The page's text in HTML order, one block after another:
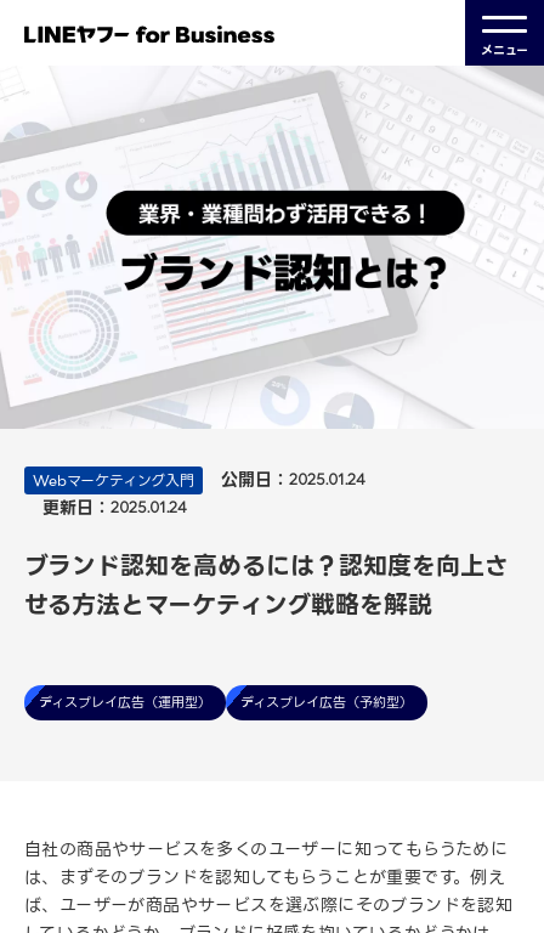
メニュー
Webマーケティング入門 公開日： 2025.01.24
更新日： 2025.01.24
ブランド認知を高めるには？認知度を向上さ
せる方法とマーケティング戦略を解説
ディスプレイ広告（運用型） ディスプレイ広告（予約型）
自社の商品やサービスを多くのユーザーに知ってもらうために
は、まずそのブランドを認知してもらうことが重要です。例え
ば、ユーザーが商品やサービスを選ぶ際にそのブランドを認知